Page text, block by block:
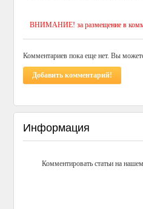
ВНИМАНИЕ! за размещение в
Комментариев пока еще нет. Вы
Добавить комментарий!
Информация
Комментировать статьи на